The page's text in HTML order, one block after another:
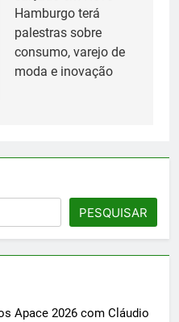
Hamburgo terá
palestras sobre
consumo, varejo de
moda e inovação
PESQUISAR
Apace 2026 com Cláudio